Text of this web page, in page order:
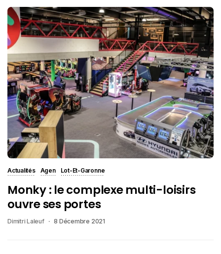
Actualités Agen Lot-Et-Garonne
Monky : le complexe multi-loisirs
ouvre ses portes
Dimitri Laleuf 8 Décembre 2021